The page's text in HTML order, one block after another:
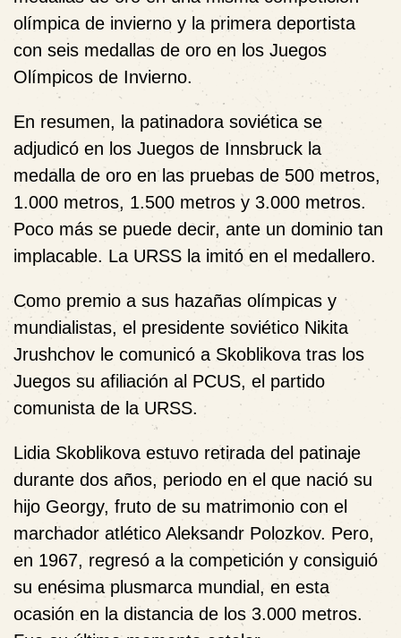
olímpica de invierno y la primera deportista
con seis medallas de oro en los Juegos
Olímpicos de Invierno.
En resumen, la patinadora soviética se
adjudicó en los Juegos de Innsbruck la
medalla de oro en las pruebas de 500 metros,
1.000 metros, 1.500 metros y 3.000 metros.
Poco más se puede decir, ante un dominio tan
implacable. La URSS la imitó en el medallero.
Como premio a sus hazañas olímpicas y
mundialistas, el presidente soviético Nikita
Jrushchov le comunicó a Skoblikova tras los
Juegos su afiliación al PCUS, el partido
comunista de la URSS.
Lidia Skoblikova estuvo retirada del patinaje
durante dos años, periodo en el que nació su
hijo Georgy, fruto de su matrimonio con el
marchador atlético Aleksandr Polozkov. Pero,
en 1967, regresó a la competición y consiguió
su enésima plusmarca mundial, en esta
ocasión en la distancia de los 3.000 metros.